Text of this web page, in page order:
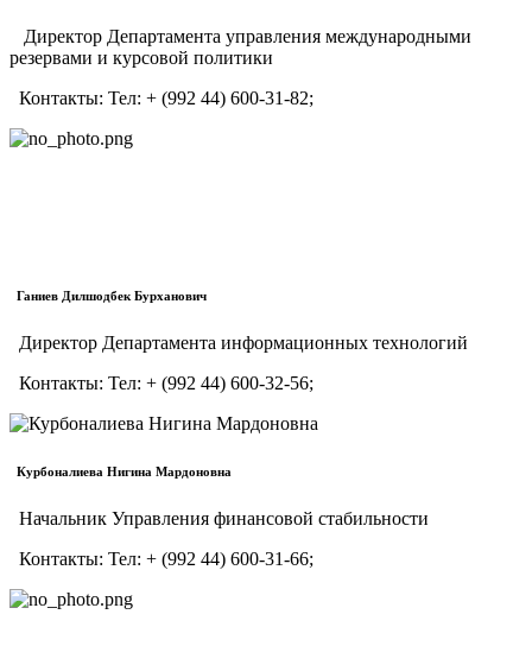
Директор Департамента управления международными
резервами и курсовой политики
Контакты: Тел: + (992 44) 600-31-82;
Ганиев Дилшодбек Бурханович
Директор Департамента информационных технологий
Контакты: Тел: + (992 44) 600-32-56;
Курбоналиева Нигина Мардоновна
Начальник Управления финансовой стабильности
Контакты: Тел: + (992 44) 600-31-66;